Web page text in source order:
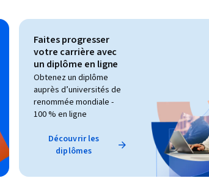
Faites progresser
votre carrière avec
un diplôme en ligne
Obtenez un diplôme
auprès d’universités de
renommée mondiale -
100 % en ligne
Découvrir les
diplômes